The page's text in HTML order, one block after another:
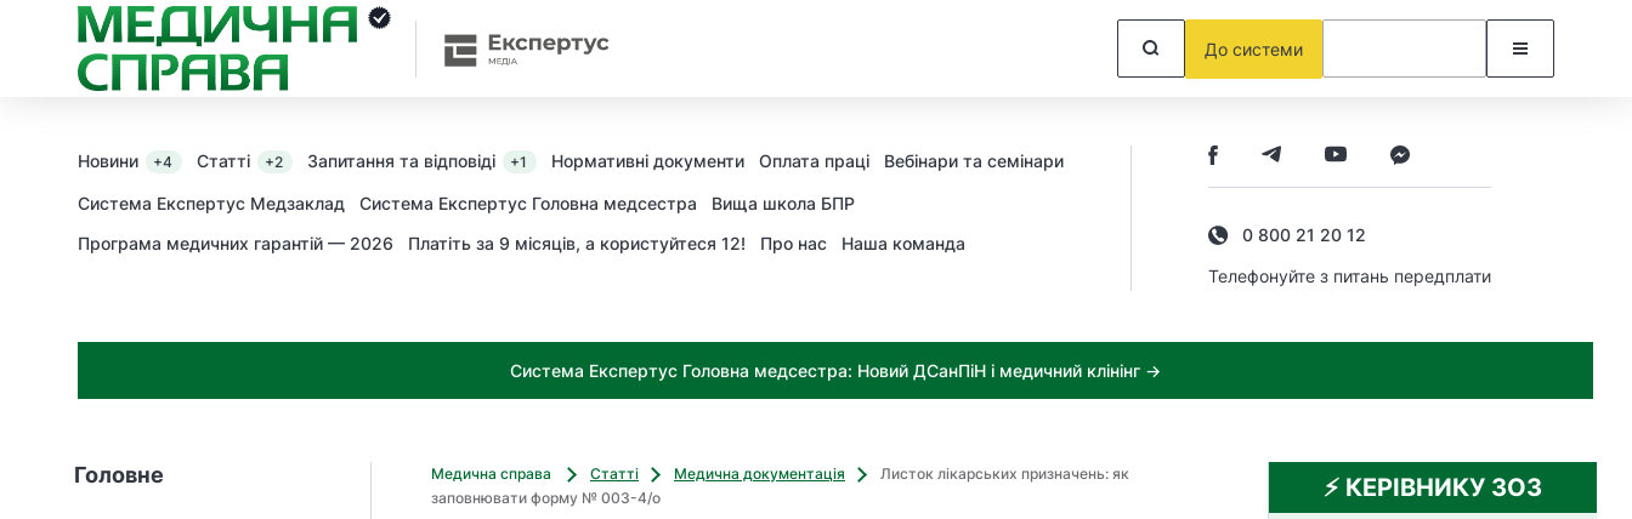
До системи
Новини +4 Статті +2 Запитання та відповіді +1 Нормативні документи Оплата праці Вебінари та семінари
Система Експертус Медзаклад Система Експертус Головна медсестра
Вища школа БПР
Програма медичних гарантій — 2026
Платіть за 9 місяців, а користуйтеся 12! Про нас Наша команда
0 800 21 20 12
Телефонуйте з питань передплати
Система Експертус Головна медсестра: Новий ДСанПіН і медичний клінінг →
Головне Медична справа Статті Медична документація
Листок лікарських призначень: як
заповнювати форму № 003-4/о
⚡️ КЕРІВНИКУ ЗОЗ